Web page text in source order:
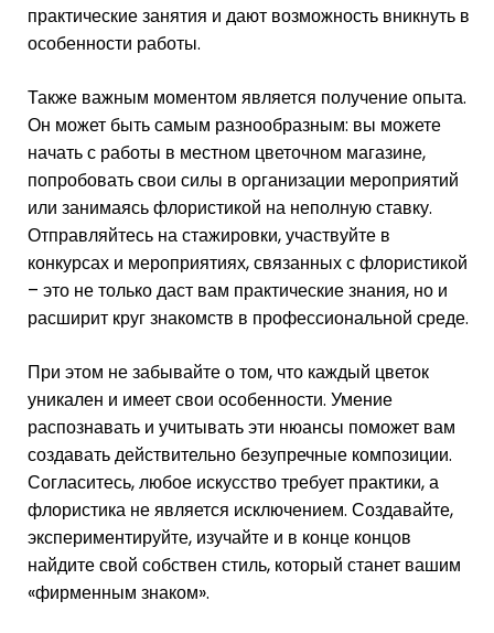
практические занятия и дают возможность вникнуть в
особенности работы.
Также важным моментом является получение опыта.
Он может быть самым разнообразным: вы можете
начать с работы в местном цветочном магазине,
попробовать свои силы в организации мероприятий
или занимаясь флористикой на неполную ставку.
Отправляйтесь на стажировки, участвуйте в
конкурсах и мероприятиях, связанных с флористикой
– это не только даст вам практические знания, но и
расширит круг знакомств в профессиональной среде.
При этом не забывайте о том, что каждый цветок
уникален и имеет свои особенности. Умение
распознавать и учитывать эти нюансы поможет вам
создавать действительно безупречные композиции.
Согласитесь, любое искусство требует практики, а
флористика не является исключением. Создавайте,
экспериментируйте, изучайте и в конце концов
найдите свой собствен стиль, который станет вашим
«фирменным знаком».